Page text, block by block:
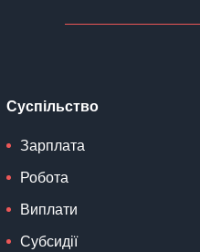
Суспільство
Зарплата
Робота
Виплати
Субсидії